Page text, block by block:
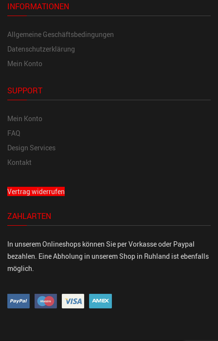
INFORMATIONEN
Allgemeine Geschäftsbedingungen
Datenschutzerklärung
Mein Konto
SUPPORT
Mein Konto
FAQ
Design Services
Kontakt
Vertrag widerrufen
ZAHLARTEN
In unserem Onlineshops können Sie per Vorkasse oder Paypal
bezahlen. Eine Abholung in unserem Shop in Ruhland ist ebenfalls
möglich.